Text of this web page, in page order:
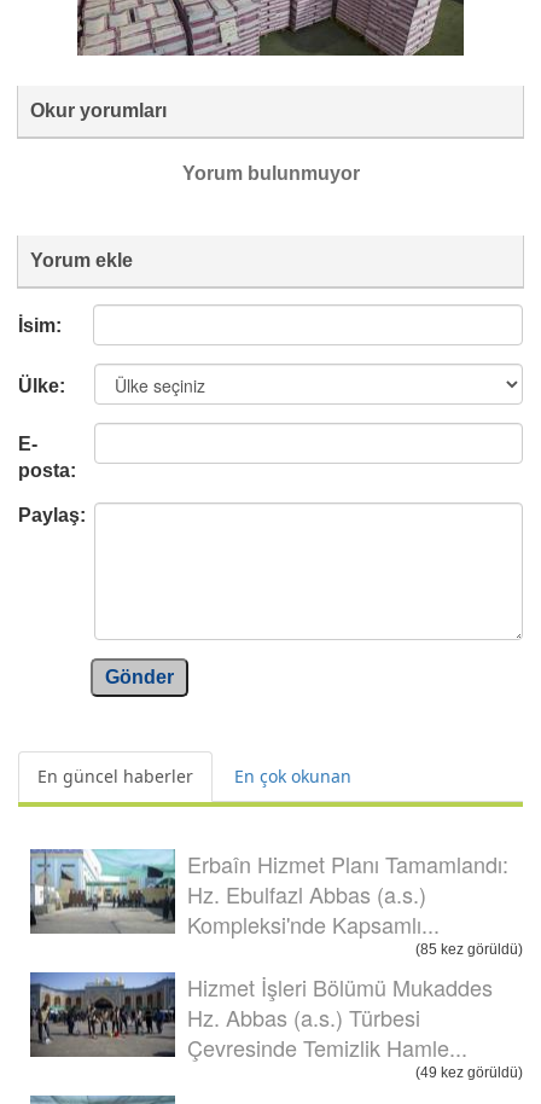
Okur yorumları
Yorum bulunmuyor
Yorum ekle
İsim:
Ülke:
E-
posta:
Paylaş:
Gönder
En güncel haberler En çok okunan
Erbaîn Hizmet Planı Tamamlandı:
Hz. Ebulfazl Abbas (a.s.)
Kompleksi'nde Kapsamlı...
(85 kez görüldü)
Hizmet İşleri Bölümü Mukaddes
Hz. Abbas (a.s.) Türbesi
Çevresinde Temizlik Hamle...
(49 kez görüldü)